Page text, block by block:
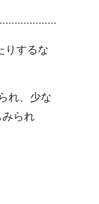
りするな
れ、少な
られ